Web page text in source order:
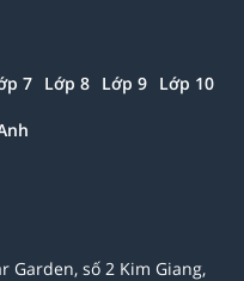
7 Lớp 8 Lớp 9 Lớp 10
Garden, số 2 Kim Giang,